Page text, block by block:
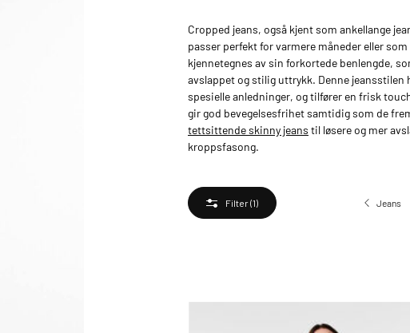
Cropped jeans, også kjent som ankellange
passer perfekt for varmere måneder eller
kjennetegnes av sin forkortede benlengde,
avslappet og stilig uttrykk. Denne
spesielle anledninger, og tilfører en frisk
gir god bevegelsesfrihet samtidig som de
tettsittende skinny jeans til løsere og mer
kroppsfasong.
Filter(1) Jeans